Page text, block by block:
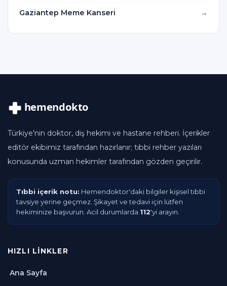
Gaziantep Meme Kanseri
Türkiye'nin doktor, diş hekimi ve hastane rehberi. İçerikler
editör ekibimiz tarafından hazırlanır; tıbbi rehber yazıları
konusunda uzman hekimler tarafından gözden geçirilir.
Tıbbi içerik notu: Hemendoktor'daki bilgiler kişisel tıbbi
tavsiye yerine geçmez. Şikayet ve tedavi için lütfen
hekiminize başvurun. Acil durumlarda 112'yi arayın.
HIZLI LINKLER
Ana Sayfa